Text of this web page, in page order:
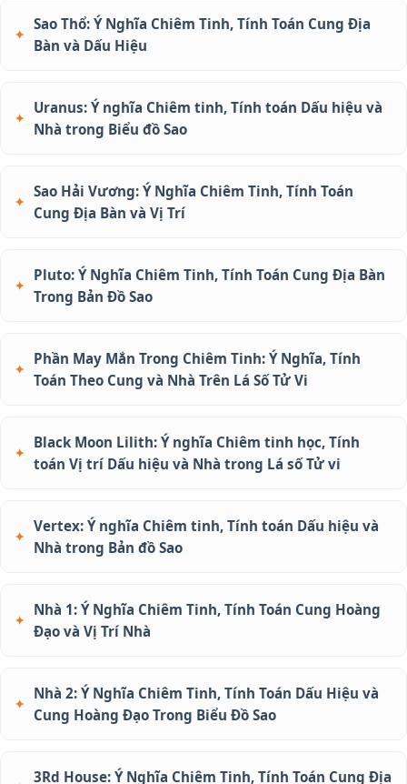
Sao Thổ: Ý Nghĩa Chiêm Tinh, Tính Toán Cung Địa
Bàn và Dấu Hiệu
Uranus: Ý nghĩa Chiêm tinh, Tính toán Dấu hiệu và
Nhà trong Biểu đồ Sao
Sao Hải Vương: Ý Nghĩa Chiêm Tinh, Tính Toán
Cung Địa Bàn và Vị Trí
Pluto: Ý Nghĩa Chiêm Tinh, Tính Toán Cung Địa Bàn
Trong Bản Đồ Sao
Phần May Mắn Trong Chiêm Tinh: Ý Nghĩa, Tính
Toán Theo Cung và Nhà Trên Lá Số Tử Vi
Black Moon Lilith: Ý nghĩa Chiêm tinh học, Tính
toán Vị trí Dấu hiệu và Nhà trong Lá số Tử vi
Vertex: Ý nghĩa Chiêm tinh, Tính toán Dấu hiệu và
Nhà trong Bản đồ Sao
Nhà 1: Ý Nghĩa Chiêm Tinh, Tính Toán Cung Hoàng
Đạo và Vị Trí Nhà
Nhà 2: Ý Nghĩa Chiêm Tinh, Tính Toán Dấu Hiệu và
Cung Hoàng Đạo Trong Biểu Đồ Sao
3Rd House: Ý Nghĩa Chiêm Tinh, Tính Toán Cung Địa